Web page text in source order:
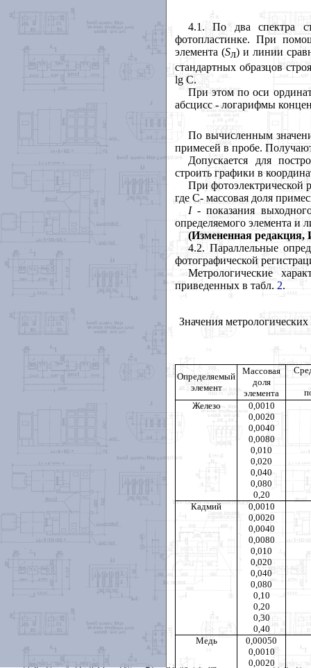
4.1. По два спектра
фотопластинке. При
элемента (Sл) и линии
стандартных образцов
lg С.
При этом по оси
абсцисс - логарифмы
По вычисленным
примесей в пробе.
Допускается для
строить графики в
При фотоэлектрической
где С- массовая доля
I- показания
определяемого элемента и
(Измененная
4.2. Параллельные
фотографической
Метрологические
приведенных в табл. 2.
Значения
Определяемый
элемент
Массовая
доля
элемента
Железо
0,0010
0,0020
0,0040
0,0080
0,010
0,020
0,040
0,080
0,20
Кадмий
0,0010
0,0020
0,0040
0,0080
0,010
0,020
0,040
0,080
0,10
0,20
0,30
0,40
Медь
0,00050
0,0010
0,0020